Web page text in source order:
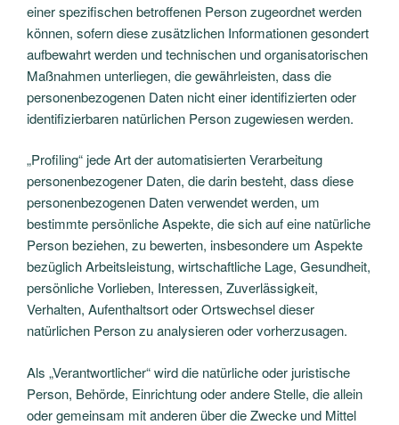
einer spezifischen betroffenen Person zugeordnet werden
können, sofern diese zusätzlichen Informationen gesondert
aufbewahrt werden und technischen und organisatorischen
Maßnahmen unterliegen, die gewährleisten, dass die
personenbezogenen Daten nicht einer identifizierten oder
identifizierbaren natürlichen Person zugewiesen werden.
„Profiling“ jede Art der automatisierten Verarbeitung
personenbezogener Daten, die darin besteht, dass diese
personenbezogenen Daten verwendet werden, um
bestimmte persönliche Aspekte, die sich auf eine natürliche
Person beziehen, zu bewerten, insbesondere um Aspekte
bezüglich Arbeitsleistung, wirtschaftliche Lage, Gesundheit,
persönliche Vorlieben, Interessen, Zuverlässigkeit,
Verhalten, Aufenthaltsort oder Ortswechsel dieser
natürlichen Person zu analysieren oder vorherzusagen.
Als „Verantwortlicher“ wird die natürliche oder juristische
Person, Behörde, Einrichtung oder andere Stelle, die allein
oder gemeinsam mit anderen über die Zwecke und Mittel